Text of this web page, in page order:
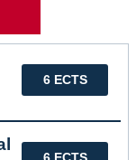
6 ECTS